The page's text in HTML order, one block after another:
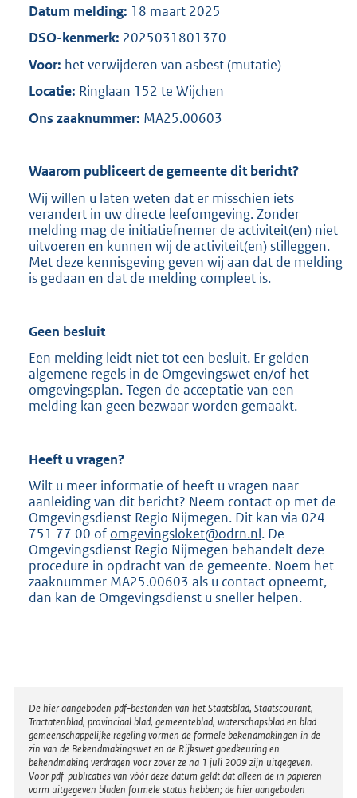
K
Datum melding: 18 maart 2025
DSO-kenmerk: 2025031801370
Voor: het verwijderen van asbest (mutatie)
Locatie: Ringlaan 152 te Wijchen
Ons zaaknummer: MA25.00603
Waarom publiceert de gemeente dit bericht?
Wij willen u laten weten dat er misschien iets
verandert in uw directe leefomgeving. Zonder
melding mag de initiatiefnemer de activiteit(en) niet
uitvoeren en kunnen wij de activiteit(en) stilleggen.
Met deze kennisgeving geven wij aan dat de melding
is gedaan en dat de melding compleet is.
Geen besluit
Een melding leidt niet tot een besluit. Er gelden
algemene regels in de Omgevingswet en/of het
omgevingsplan. Tegen de acceptatie van een
melding kan geen bezwaar worden gemaakt.
Heeft u vragen?
Wilt u meer informatie of heeft u vragen naar
aanleiding van dit bericht? Neem contact op met de
Omgevingsdienst Regio Nijmegen. Dit kan via 024
751 77 00 of omgevingsloket@odrn.nl. De
Omgevingsdienst Regio Nijmegen behandelt deze
procedure in opdracht van de gemeente. Noem het
zaaknummer MA25.00603 als u contact opneemt,
dan kan de Omgevingsdienst u sneller helpen.
Disclaimer
De hier aangeboden pdf-bestanden van het Staatsblad, Staatscourant,
Tractatenblad, provinciaal blad, gemeenteblad, waterschapsblad en blad
gemeenschappelijke regeling vormen de formele bekendmakingen in de
zin van de Bekendmakingswet en de Rijkswet goedkeuring en
bekendmaking verdragen voor zover ze na 1 juli 2009 zijn uitgegeven.
Voor pdf-publicaties van vóór deze datum geldt dat alleen de in papieren
vorm uitgegeven bladen formele status hebben; de hier aangeboden